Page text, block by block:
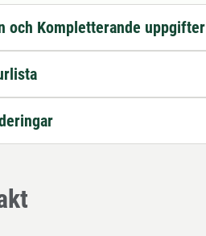
och Kompletterande uppgifter